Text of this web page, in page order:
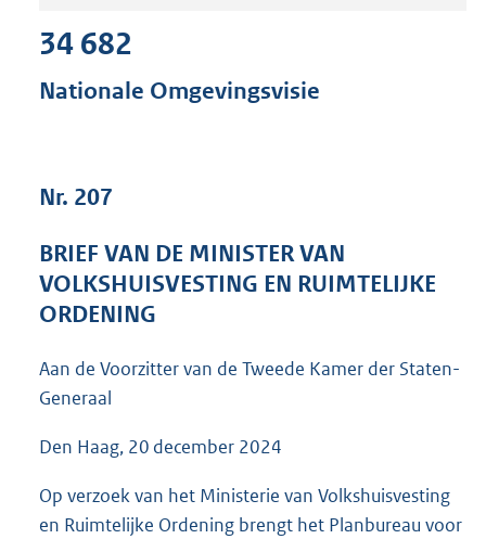
s
e
b
34 682
Nationale Omgevingsvisie
Nr. 207
BRIEF VAN DE MINISTER VAN
VOLKSHUISVESTING EN RUIMTELIJKE
ORDENING
Aan de Voorzitter van de Tweede Kamer der Staten-
Generaal
Den Haag, 20 december 2024
Op verzoek van het Ministerie van Volkshuisvesting
en Ruimtelijke Ordening brengt het Planbureau voor